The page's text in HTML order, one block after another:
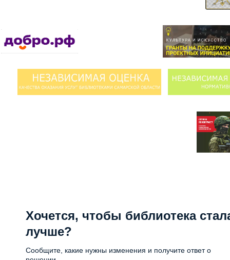
Хочется, чтобы библиотека
лучше?
Сообщите, какие нужны изменения и получите ответ о